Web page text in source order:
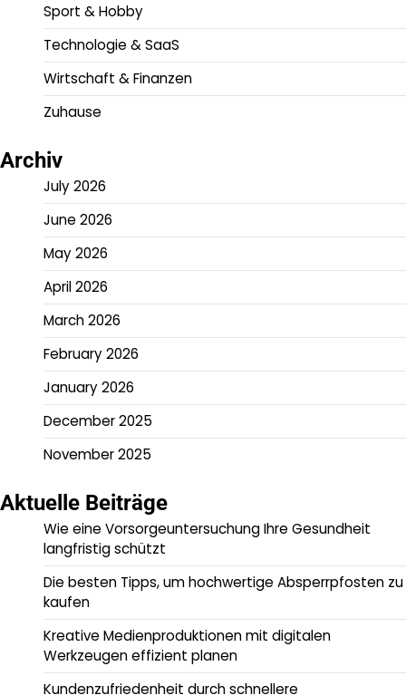
Sport & Hobby
Technologie & SaaS
Wirtschaft & Finanzen
Zuhause
Archiv
July 2026
June 2026
May 2026
April 2026
March 2026
February 2026
January 2026
December 2025
November 2025
Aktuelle Beiträge
Wie eine Vorsorgeuntersuchung Ihre Gesundheit
langfristig schützt
Die besten Tipps, um hochwertige Absperrpfosten zu
kaufen
Kreative Medienproduktionen mit digitalen
Werkzeugen effizient planen
Kundenzufriedenheit durch schnellere